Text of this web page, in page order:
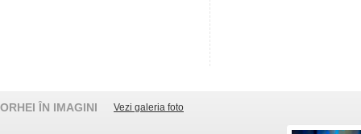
ORHEI ÎN IMAGINI Vezi galeria foto